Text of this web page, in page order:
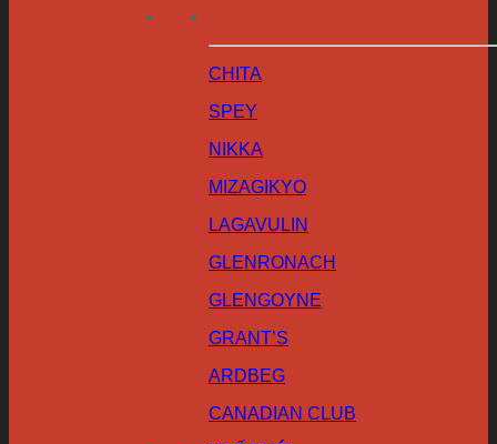
CHITA
SPEY
NIKKA
MIZAGIKYO
LAGAVULIN
GLENRONACH
GLENGOYNE
GRANT’S
ARDBEG
CANADIAN CLUB